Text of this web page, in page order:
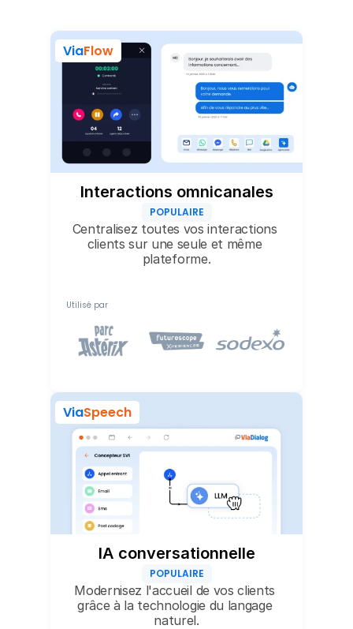
ViaFlow
Interactions omnicanales
POPULAIRE
Centralisez toutes vos interactions
clients sur une seule et même
plateforme.
Utilisé par
ViaSpeech
IA conversationnelle
POPULAIRE
Modernisez l'accueil de vos clients
grâce à la technologie du langage
naturel.